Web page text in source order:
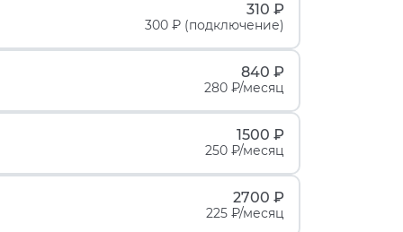
310 ₽
300 ₽ (подключение)
840 ₽
280 ₽/месяц
1500 ₽
250 ₽/месяц
2700 ₽
225 ₽/месяц